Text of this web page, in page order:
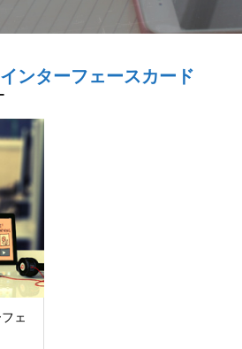
ンターフェースカード
ェ